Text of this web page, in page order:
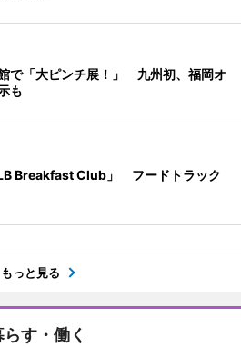
で「大ピンチ展！」 九州初、福岡オ
も
Breakfast Club」 フードトラック
もっと見る
らす・働く